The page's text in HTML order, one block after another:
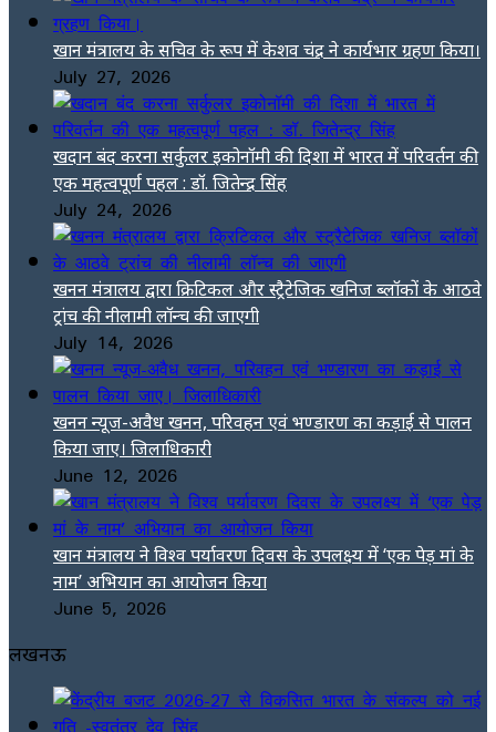
खान मंत्रालय के सचिव के रूप में केशव चंद्र ने कार्यभार ग्रहण किया।
July 27, 2026
खदान बंद करना सर्कुलर इकोनॉमी की दिशा में भारत में परिवर्तन की
एक महत्वपूर्ण पहल : डॉ. जितेन्द्र सिंह
July 24, 2026
खनन मंत्रालय द्वारा क्रिटिकल और स्ट्रैटेजिक खनिज ब्लॉकों के आठवे
ट्रांच की नीलामी लॉन्च की जाएगी
July 14, 2026
खनन न्यूज-अवैध खनन, परिवहन एवं भण्डारण का कड़ाई से पालन
किया जाए। जिलाधिकारी
June 12, 2026
खान मंत्रालय ने विश्व पर्यावरण दिवस के उपलक्ष्य में ‘एक पेड़ मां के
नाम’ अभियान का आयोजन किया
June 5, 2026
लखनऊ